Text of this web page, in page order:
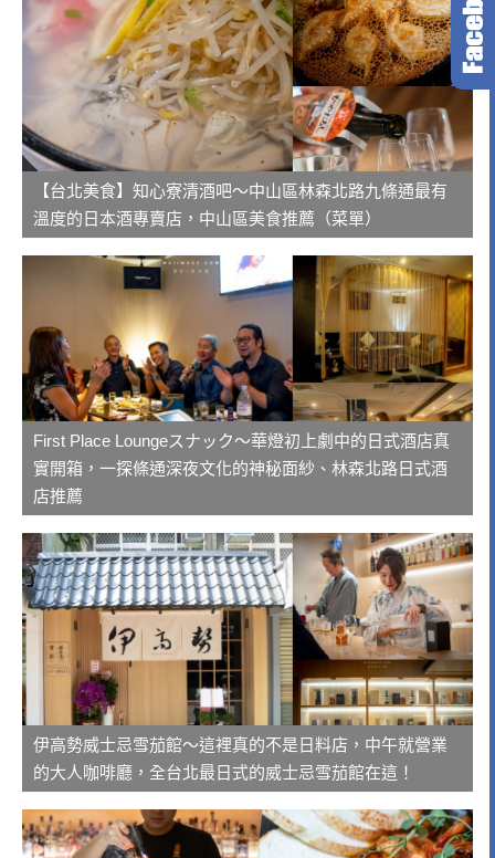
【台北美食】知心寮清酒吧～中山區林森北路九條通最有
溫度的日本酒專賣店，中山區美食推薦（菜單）
First Place Loungeスナック～華燈初上劇中的日式酒店真
實開箱，一探條通深夜文化的神秘面紗、林森北路日式酒
店推薦
伊高勢威士忌雪茄館～這裡真的不是日料店，中午就營業
的大人咖啡廳，全台北最日式的威士忌雪茄館在這！